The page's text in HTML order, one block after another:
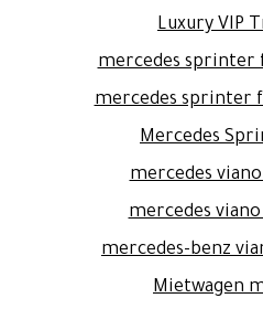
Luxury VIP
mercedes
mercedes sprinter
Mercedes
mercedes
mercedes
mercedes-benz
Mietwagen